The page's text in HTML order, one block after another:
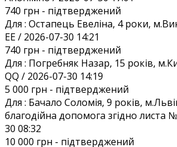
740 грн - підтверджений
Для : Остапець Евеліна, 4 роки,
EE / 2026-07-30 14:21
740 грн - підтверджений
Для : Погребняк Назар, 15 років,
QQ / 2026-07-30 14:19
5 000 грн - підтверджений
Для : Бачало Соломія, 9 років,
благодійна допомога згідно листа
30 08:32
10 000 грн - підтверджений